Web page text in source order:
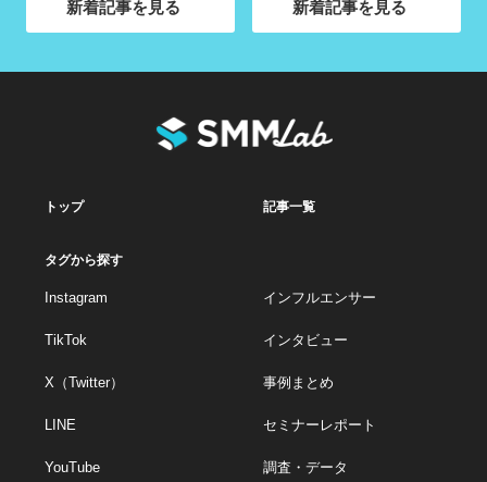
新着記事を見る
新着記事を見る
トップ 記事一覧
タグから探す
Instagram
TikTok
X（Twitter）
LINE
YouTube
インフルエンサー
インタビュー
事例まとめ
セミナーレポート
調査・データ